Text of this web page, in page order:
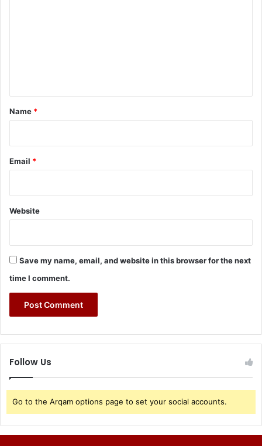
*
Name *
Email *
Website
Save my name, email, and website in this browser for the next
time I comment.
Follow Us
Go to the Arqam options page to set your social accounts.